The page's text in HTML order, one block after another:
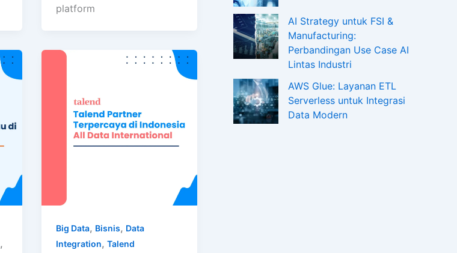
platform
,
Big Data, Bisnis, Data
Integration,Talend
AI Strategy untuk FSI &
Manufacturing:
Perbandingan Use Case AI
Lintas Industri
AWS Glue: Layanan ETL
Serverless untuk Integrasi
Data Modern